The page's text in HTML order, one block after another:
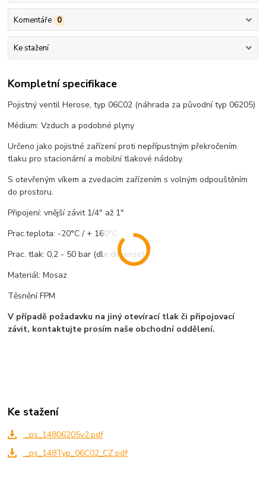
Komentáře 0
Ke stažení
Kompletní specifikace
Pojistný ventil Herose, typ 06C02 (náhrada za původní typ 06205)
Médium: Vzduch a podobné plyny
Určeno jako pojistné zařízení proti nepřípustným překročením
tlaku pro stacionární a mobilní tlakové nádoby.
S otevřeným víkem a zvedacím zařízením s volným odpouštěním
do prostoru.
Připojení: vnější závit 1/4" až 1"
Prac.teplota: -20°C / + 160°C
Prac. tlak: 0,2 - 50 bar (dle dimenze)
Materiál: Mosaz
Těsnění FPM
V případě požadavku na jiný otevírací tlak či připojovací
závit, kontaktujte prosím naše obchodní oddělení.
Ke stažení
_ps_14806205v2.pdf
_ps_148Typ_06C02_CZ.pdf